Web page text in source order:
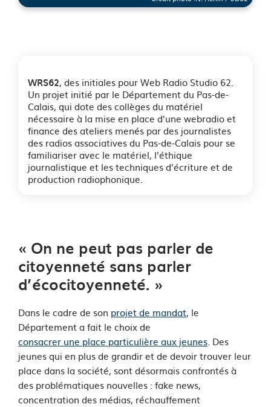
WRS62, des initiales pour Web Radio Studio 62.
Un projet initié par le Département du Pas-de-
Calais, qui dote des collèges du matériel
nécessaire à la mise en place d’une webradio et
finance des ateliers menés par des journalistes
des radios associatives du Pas-de-Calais pour se
familiariser avec le matériel, l’éthique
journalistique et les techniques d’écriture et de
production radiophonique.
« On ne peut pas parler de
citoyenneté sans parler
d’écocitoyenneté. »
Dans le cadre de son projet de mandat, le
Département a fait le choix de
consacrer une place particulière aux jeunes. Des
jeunes qui en plus de grandir et de devoir trouver leur
place dans la société, sont désormais confrontés à
des problématiques nouvelles : fake news,
concentration des médias, réchauffement